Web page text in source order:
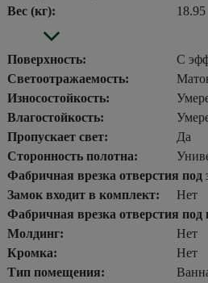
Вес (кг):
18.95
Поверхность:
С
Светоотражаемость:
Износостойкость:
Влагостойкость:
Пропускает свет:
Да
Сторонность полотна:
Фабричная врезка отверстия под
Замок входит в комплект:
Нет
Фабричная врезка отверстия под
Молдинг:
Нет
Кромка:
Нет
Тип помещения: